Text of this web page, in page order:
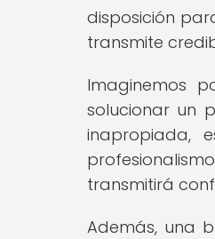
disposición
transmite
Imaginemos
solucionar un
inapropiada,
transmitirá
Además, una